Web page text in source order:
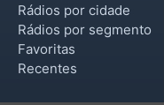
Rádios por cidade
Rádios por segmento
Favoritas
Recentes